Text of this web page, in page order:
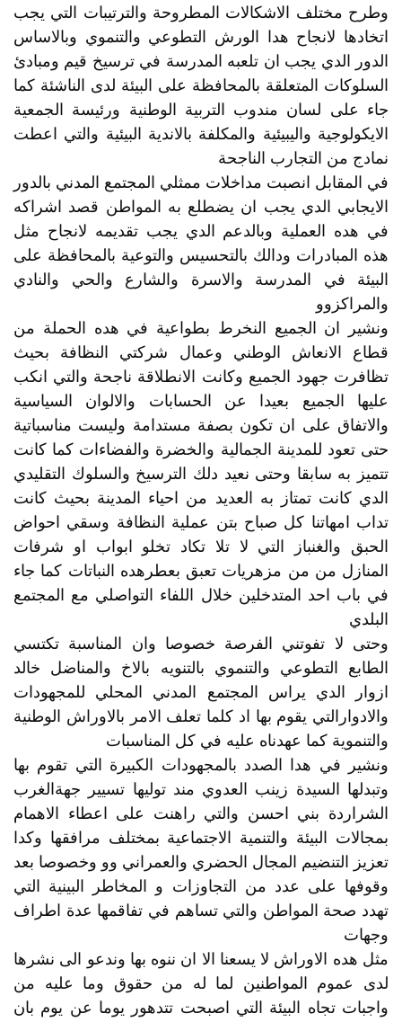
وطرح مختلف الاشكالات المطروحة والترتيبات التي يجب
اتخادها لانجاح هدا الورش التطوعي والتنموي وبالاساس
الدور الدي يجب ان تلعبه المدرسة في ترسيخ قيم ومبادئ
السلوكات المتعلقة بالمحافظة على البيئة لدى الناشئة كما
جاء على لسان مندوب التربية الوطنية ورئيسة الجمعية
الايكولوجية واليبيئية والمكلفة بالاندية البيئية والتي اعطت
نمادج من التجارب الناجحة
في المقابل انصبت مداخلات ممثلي المجتمع المدني بالدور
الايجابي الدي يجب ان يضطلع به المواطن قصد اشراكه
في هده العملية وبالدعم الدي يجب تقديمه لانجاح مثل
هذه المبادرات ودالك بالتحسيس والتوعية بالمحافظة على
البيئة في المدرسة والاسرة والشارع والحي والنادي
والمراكزوو
ونشير ان الجميع النخرط بطواعية في هده الحملة من
قطاع الانعاش الوطني وعمال شركتي النظافة بحيث
تظافرت جهود الجميع وكانت الانطلاقة ناجحة والتي انكب
عليها الجميع بعيدا عن الحسابات والالوان السياسية
والاتفاق على ان تكون بصفة مستدامة وليست مناسباتية
حتى تعود للمدينة الجمالية والخضرة والفضاءات كما كانت
تتميز به سابقا وحتى نعيد دلك الترسيخ والسلوك التقليدي
الدي كانت تمتاز به العديد من احياء المدينة بحيث كانت
تداب امهاتنا كل صباح بتن عملية النظافة وسقي احواض
الحبق والغنباز التي لا تلا تكاد تخلو ابواب او شرفات
المنازل من من مزهريات تعبق بعطرهده النباتات كما جاء
في باب احد المتدخلين خلال اللفاء التواصلي مع المجتمع
البلدي
وحتى لا تفوتني الفرصة خصوصا وان المناسبة تكتسي
الطابع التطوعي والتنموي بالتنويه بالاخ والمناضل خالد
ازوار الدي يراس المجتمع المدني المحلي للمجهودات
والادوارالتي يقوم بها اد كلما تعلف الامر بالاوراش الوطنية
والتنموية كما عهدناه عليه في كل المناسبات
ونشير في هدا الصدد بالمجهودات الكبيرة التي تقوم بها
وتبدلها السيدة زينب العدوي مند توليها تسيير جهةالغرب
الشراردة بني احسن والتي راهنت على اعطاء الاهمام
بمجالات البيئة والتنمية الاجتماعية بمختلف مرافقها وكدا
تعزيز التنضيم المجال الحضري والعمراني وو وخصوصا بعد
وقوفها على عدد من التجاوزات و المخاطر البينية التي
تهدد صحة المواطن والتي تساهم في تفاقمها عدة اطراف
وجهات
مثل هده الاوراش لا يسعنا الا ان ننوه بها وندعو الى نشرها
لدى عموم المواطنين لما له من حقوق وما عليه من
واجبات تجاه البيئة التي اصبحت تتدهور يوما عن يوم بان